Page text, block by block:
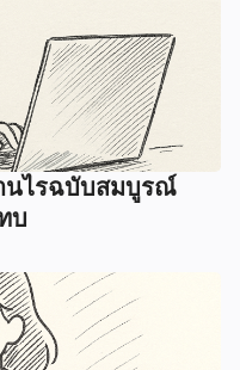
นไรฉบับสมบูรณ์
บ